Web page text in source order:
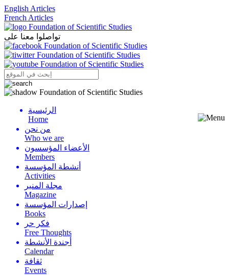
English Articles
French Articles
تواصلوا معنا على
Menu
الرئيسية
Home
من نحن
Who we are
الأعضاء المؤسسون
Members
أنشطة المؤسسة
Activities
مجلة المنبر
Magazine
إصدارات المؤسسة
Books
فكر حر
Free Thoughts
أجندة الأنشطة
Calendar
ثقافة
Events